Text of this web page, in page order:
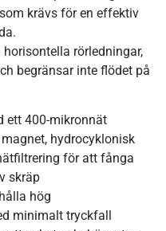
krävs för en effektiv
rörledningar,
begränsar inte flödet på
ett 400-mikronnät
hydrocyklonisk
för att fånga
skräp
hög
minimalt tryckfall